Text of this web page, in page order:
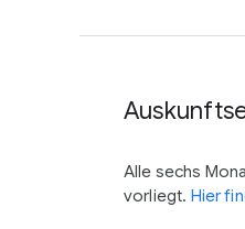
Alle sechs
vorliegt. Hier